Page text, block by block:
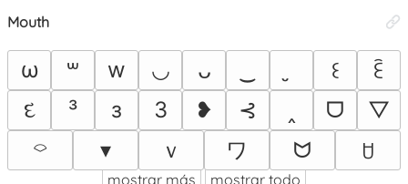
Mouth
ω ꒳ w ◡ ᴗ ꒰
ꏁ
દ
³ з 3 ❥ ⊰ ᗜ
▽
⌔
▾ ｖ ワ ᗢ ꇴ
mostrar más mostrar todo